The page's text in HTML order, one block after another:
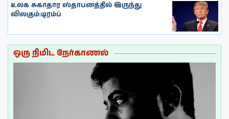
உலக சுகாதார ஸ்தாபனத்தில் இருந்து
விலகும்:டிரம்ப்
ஒரு நிமிட நேர்காணல்